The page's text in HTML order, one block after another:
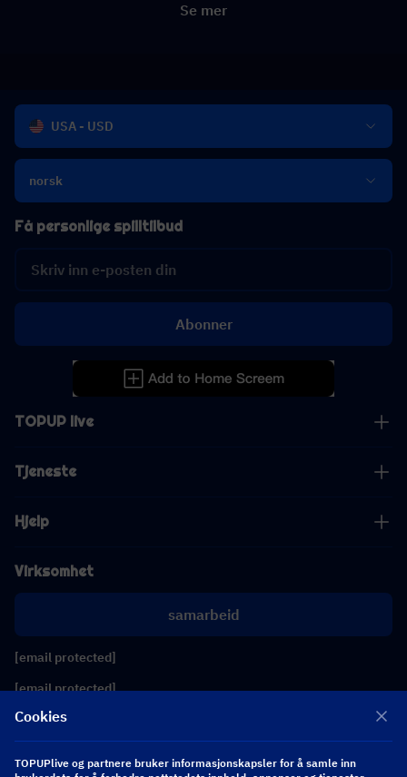
Se mer
USA - USD
norsk
TOPUP live
Tjeneste
Hjelp
Virksomhet
samarbeid
[email protected]
[email protected]
Få personlige spilltilbud
Abonner
Følg oss
Cookies
TOPUPlive og partnere bruker informasjonskapsler for å samle inn